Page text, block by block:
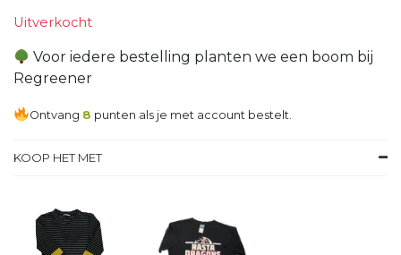
Uitverkocht
Voor iedere bestelling planten we een boom bij
Regreener
Ontvang 8 punten als je met account bestelt.
KOOP HET MET